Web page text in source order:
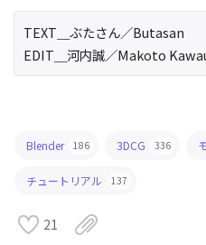
TEXT＿ぶたさん／Butasan
EDIT＿河内誠／Makoto
Blender 186 3DCG 336
チュートリアル 137
21